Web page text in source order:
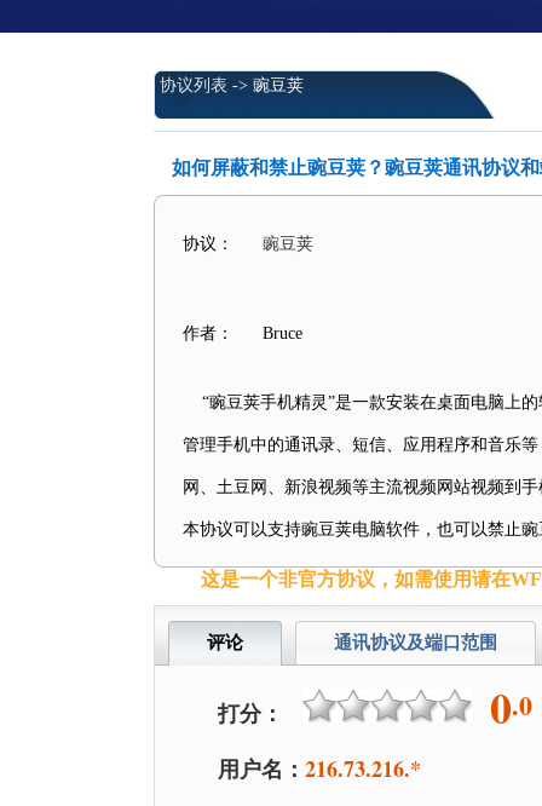
协议列表 -> 豌豆荚
如何屏蔽和禁止豌豆荚？豌豆荚通讯协议
协议： 豌豆荚
作者： Bruce
“豌豆荚手机精灵”是一款安装在桌面电脑上
管理手机中的通讯录、短信、应用程序和音乐
网、土豆网、新浪视频等主流视频网站视频到
本协议可以支持豌豆荚电脑软件，也可以禁止
这是一个非官方协议，如需使用请在
评论 通讯协议及端口范围
打分： 0.0
用户名： 216.73.216.*